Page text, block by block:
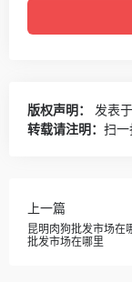
版权声明：
发表
转载请注明： 扫一
上一篇
昆明肉狗批发市场在
批发市场在哪里